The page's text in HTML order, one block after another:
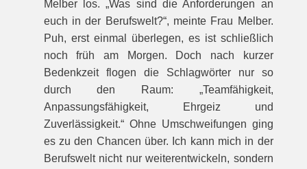
Melber los. „Was sind die Anforderungen an
euch in der Berufswelt?“, meinte Frau Melber.
Puh, erst einmal überlegen, es ist schließlich
noch früh am Morgen. Doch nach kurzer
Bedenkzeit flogen die Schlagwörter nur so
durch den Raum: „Teamfähigkeit,
Anpassungsfähigkeit, Ehrgeiz und
Zuverlässigkeit.“ Ohne Umschweifungen ging
es zu den Chancen über. Ich kann mich in der
Berufswelt nicht nur weiterentwickeln, sondern